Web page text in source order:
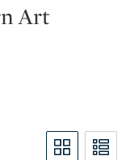
Art